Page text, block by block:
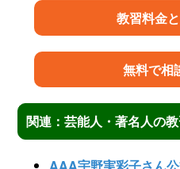
教習料金
無料で相
関連：芸能人・著名人の
AAA宇野実彩子さん